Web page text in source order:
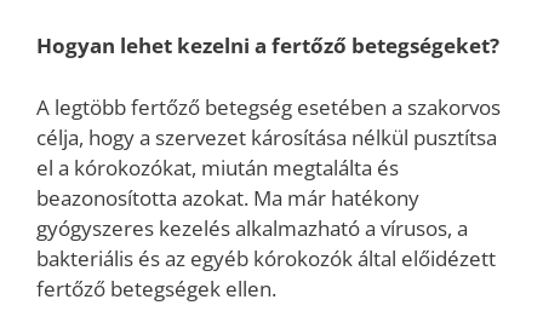
Hogyan lehet kezelni a fertőző betegségeket?
A legtöbb fertőző betegség esetében a szakorvos
célja, hogy a szervezet károsítása nélkül pusztítsa
el a kórokozókat, miután megtalálta és
beazonosította azokat. Ma már hatékony
gyógyszeres kezelés alkalmazható a vírusos, a
bakteriális és az egyéb kórokozók által előidézett
fertőző betegségek ellen.